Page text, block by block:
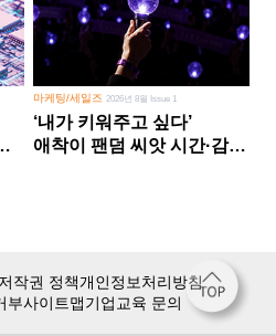
마케팅/세일즈 2026년 8월 Issue 1
‘내가 키워주고 싶다’
애착이 팬덤 씨앗 시간·감정
저작권 정책개인정보처리방침
부사이트맵기업교육 문의